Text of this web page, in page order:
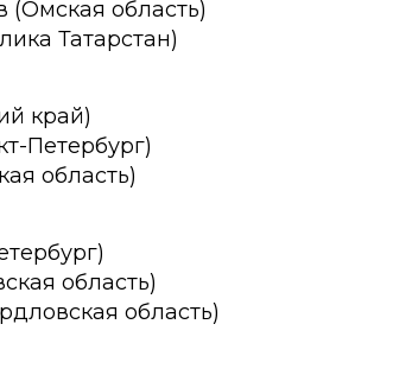
(Омская область)
Татарстан)
край)
Петербург)
область)
область)
область)